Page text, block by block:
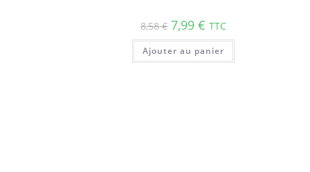
8,58€ 7,99€ TTC
Ajouter au panier